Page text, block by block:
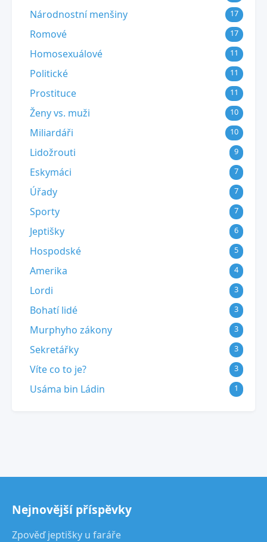
Národnostní menšiny 17
Romové 17
Homosexuálové 11
Politické 11
Prostituce 11
Ženy vs. muži 10
Miliardáři 10
Lidožrouti 9
Eskymáci 7
Úřady 7
Sporty 7
Jeptišky 6
Hospodské 5
Amerika 4
Lordi 3
Bohatí lidé 3
Murphyho zákony 3
Sekretářky 3
Víte co to je? 3
Usáma bin Ládin 1
Nejnovější příspěvky
Zpověď jeptišky u faráře